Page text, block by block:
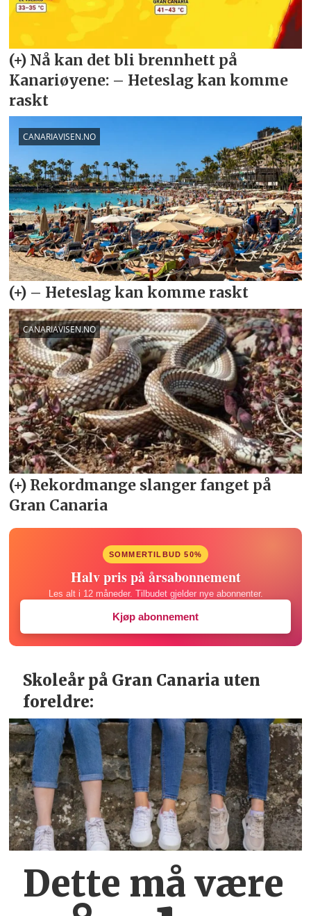
SOMMERTILBUD 50%
Halv pris på årsabonnement
Les alt i 12 måneder. Tilbudet gjelder nye abonnenter.
Kjøp abonnement
Skoleår på Gran Canaria uten
foreldre:
Dette må være